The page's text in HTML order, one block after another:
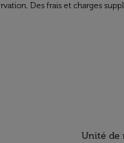
Des frais et charges
Unité de